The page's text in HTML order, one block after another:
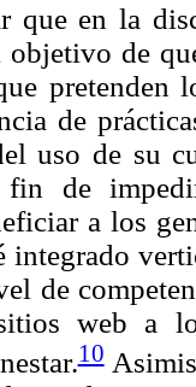
que en la
de
pretenden
de
uso de su
de
a los
integrado
de
web a
10